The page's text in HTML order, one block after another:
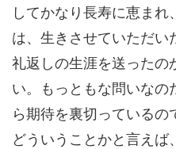
してかなり長寿に恵ま
は、生きさせていただ
礼返しの生涯を送ったの
い。もっともな問いな
ら期待を裏切っているの
どういうことかと言え